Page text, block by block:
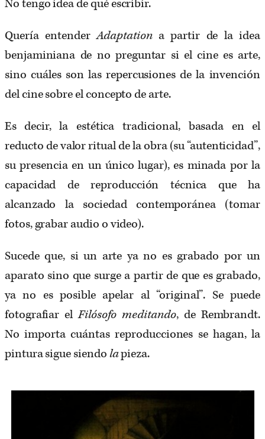
No tengo idea de qué escribir.
Quería entenderAdaptationa partir de la idea
benjaminiana de no preguntar si el cine es arte,
sino cuáles son las repercusiones de la invención
del cine sobre el concepto de arte.
Es decir, la estética tradicional, basada en el
reducto de valor ritual de la obra (su “autenticidad”,
su presencia en un único lugar), es minada por la
capacidad de reproducción técnica que ha
alcanzado la sociedad contemporánea (tomar
fotos, grabar audio o video).
Sucede que, si un arte ya no es grabado por un
aparato sino que surge a partir de que es grabado,
ya no es posible apelar al “original”. Se puede
fotografiar elFilósofo meditando, de Rembrandt.
No importa cuántas reproducciones se hagan, la
pintura sigue siendolapieza.